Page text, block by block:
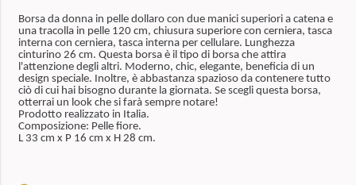
Borsa da donna in pelle dollaro con due manici superiori a catena e
una tracolla in pelle 120 cm, chiusura superiore con cerniera, tasca
interna con cerniera, tasca interna per cellulare. Lunghezza
cinturino 26 cm. Questa borsa è il tipo di borsa che attira
l'attenzione degli altri. Moderno, chic, elegante, beneficia di un
design speciale. Inoltre, è abbastanza spazioso da contenere tutto
ciò di cui hai bisogno durante la giornata. Se scegli questa borsa,
otterrai un look che si farà sempre notare!
Prodotto realizzato in Italia.
Composizione: Pelle fiore.
L 33 cm x P 16 cm x H 28 cm.